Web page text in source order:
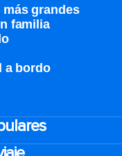
grandes
familia
a bordo